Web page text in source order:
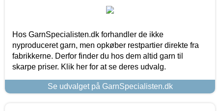
Hos GarnSpecialisten.dk forhandler de ikke
nyproduceret garn, men opkøber restpartier direkte fra
fabrikkerne. Derfor finder du hos dem altid garn til
skarpe priser. Klik her for at se deres udvalg.
Se udvalget på GarnSpecialisten.dk